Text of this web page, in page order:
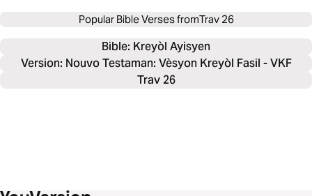
Popular Bible Verses fromTrav 26
Bible: Kreyòl Ayisyen
Version: Nouvo Testaman: Vèsyon Kreyòl Fasil - VKF
Trav 26